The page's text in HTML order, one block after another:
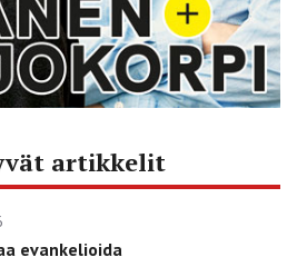
artikkelit
evankelioida